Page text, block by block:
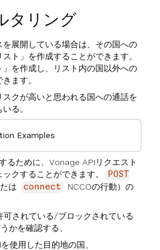
タリング
展開している場合は、その国への
ト」を作成することができます。
」を作成し、リスト内の国以外への
ます。
クが高いと思われる国への通話を
る。
Examples
るために、Vonage APIリクエスト
クすることができます。
POST
は connect
NCCOの行動）の
可されている/ブロックされている
かを確認する、
使用した目的地の国、